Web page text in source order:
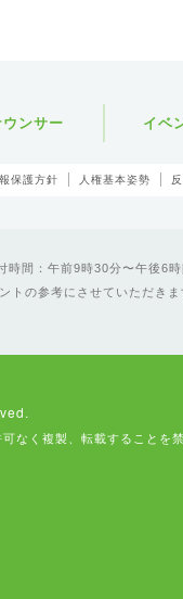
ウンサー イベ
保護方針 人権基本姿勢
間：午前9時30分〜午後6時
トの参考にさせていただき
なく複製、転載することを禁